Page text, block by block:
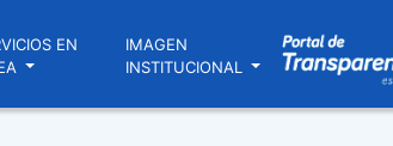
EN
IMAGEN
INSTITUCIONAL